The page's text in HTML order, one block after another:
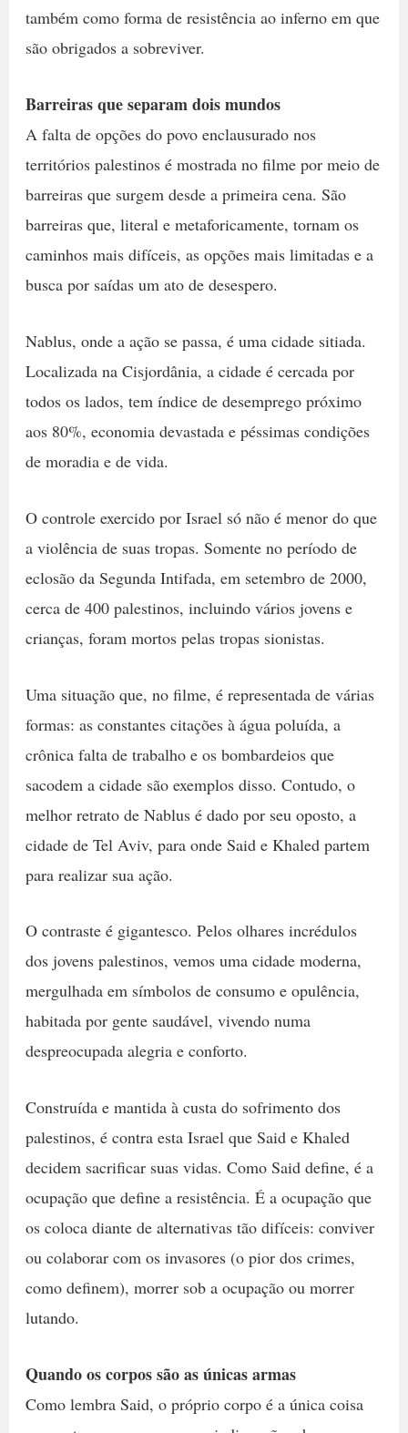
também como forma de resistência ao inferno em que
são obrigados a sobreviver.
Barreiras que separam dois mundos
A falta de opções do povo enclausurado nos
territórios palestinos é mostrada no filme por meio de
barreiras que surgem desde a primeira cena. São
barreiras que, literal e metaforicamente, tornam os
caminhos mais difíceis, as opções mais limitadas e a
busca por saídas um ato de desespero.
Nablus, onde a ação se passa, é uma cidade sitiada.
Localizada na Cisjordânia, a cidade é cercada por
todos os lados, tem índice de desemprego próximo
aos 80%, economia devastada e péssimas condições
de moradia e de vida.
O controle exercido por Israel só não é menor do que
a violência de suas tropas. Somente no período de
eclosão da Segunda Intifada, em setembro de 2000,
cerca de 400 palestinos, incluindo vários jovens e
crianças, foram mortos pelas tropas sionistas.
Uma situação que, no filme, é representada de várias
formas: as constantes citações à água poluída, a
crônica falta de trabalho e os bombardeios que
sacodem a cidade são exemplos disso. Contudo, o
melhor retrato de Nablus é dado por seu oposto, a
cidade de Tel Aviv, para onde Said e Khaled partem
para realizar sua ação.
O contraste é gigantesco. Pelos olhares incrédulos
dos jovens palestinos, vemos uma cidade moderna,
mergulhada em símbolos de consumo e opulência,
habitada por gente saudável, vivendo numa
despreocupada alegria e conforto.
Construída e mantida à custa do sofrimento dos
palestinos, é contra esta Israel que Said e Khaled
decidem sacrificar suas vidas. Como Said define, é a
ocupação que define a resistência. É a ocupação que
os coloca diante de alternativas tão difíceis: conviver
ou colaborar com os invasores (o pior dos crimes,
como definem), morrer sob a ocupação ou morrer
lutando.
Quando os corpos são as únicas armas
Como lembra Said, o próprio corpo é a única coisa